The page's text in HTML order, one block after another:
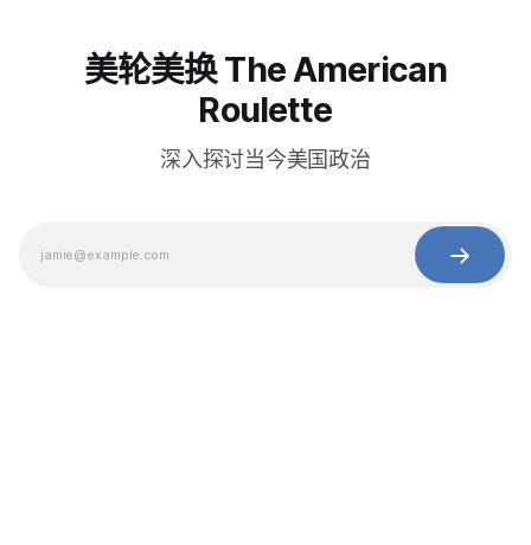
美轮美换 The American
Roulette
深入探讨当今美国政治